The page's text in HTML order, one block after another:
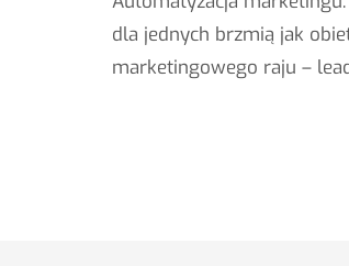
dla jednych brzmią jak
marketingowego raju –